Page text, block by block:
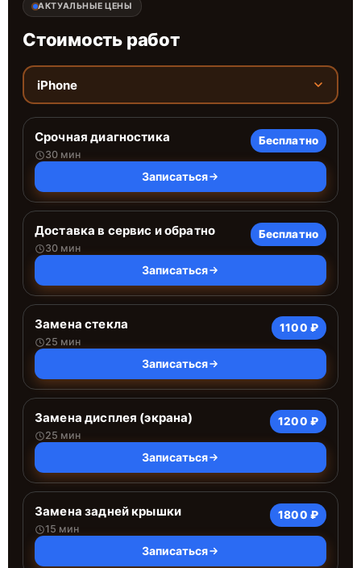
АКТУАЛЬНЫЕ ЦЕНЫ
Стоимость работ
iPhone
Срочная диагностика
30 мин
Бесплатно
Записаться
Доставка в сервис и обратно
30 мин
Бесплатно
Записаться
Замена стекла
25 мин
1100 ₽
Записаться
Замена дисплея (экрана)
25 мин
1200 ₽
Записаться
Замена задней крышки
15 мин
1800 ₽
Записаться